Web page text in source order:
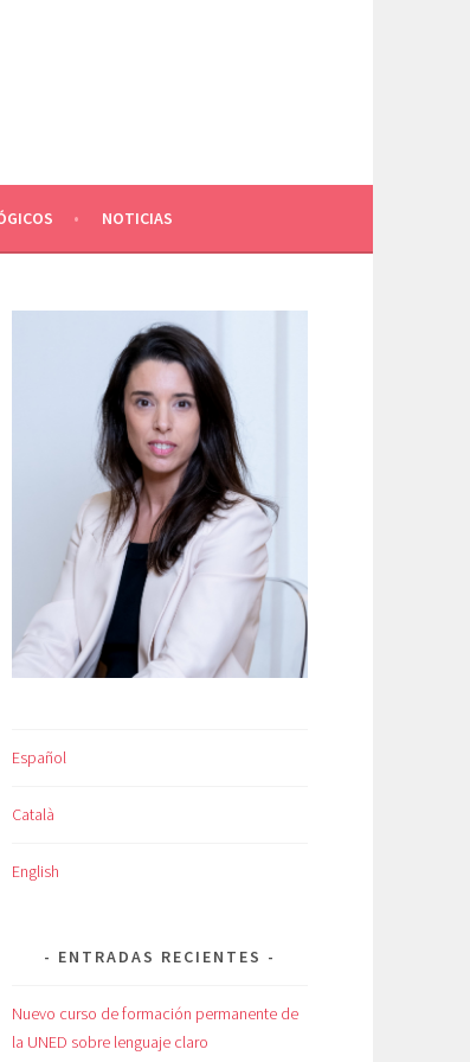
NOTICIAS
Español
Català
English
ENTRADAS RECIENTES
Nuevo curso de formación permanente de
la UNED sobre lenguaje claro